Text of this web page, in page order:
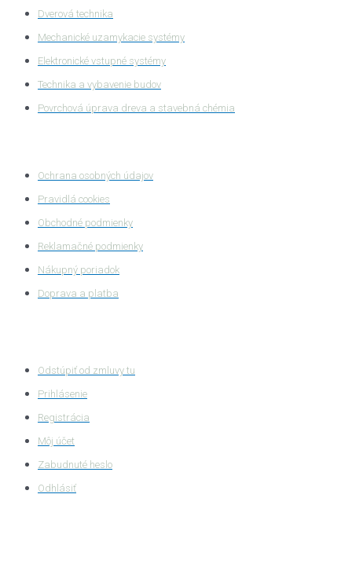
Dverová technika
Mechanické uzamykacie systémy
Elektronické vstupné systémy
Technika a vybavenie budov
Povrchová úprava dreva a stavebná chémia
Ochrana osobných údajov
Pravidlá cookies
Obchodné podmienky
Reklamačné podmienky
Nákupný poriadok
Doprava a platba
Odstúpiť od zmluvy tu
Prihlásenie
Registrácia
Môj účet
Zabudnuté heslo
Odhlásiť